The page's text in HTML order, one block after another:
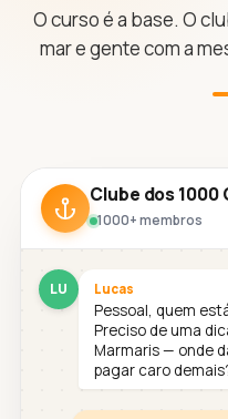
O curso é a base. O
mar e gente com a
Clube dos
1000+ membros
LU Lucas
Pessoal, quem
Preciso de uma
Marmaris — onde
pagar caro